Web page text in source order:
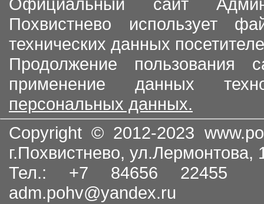
Похвистнево использует
технических данных
Продолжение пользования
применение данных
персональных данных.
Copyright © 2012-2023
г.Похвистнево, ул.Лермонтова,
Тел.: +7 84656
adm.pohv@yandex.ru